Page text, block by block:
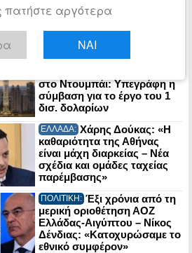
Χέγκσεθ για τις ελλείψεις
τα πλήγματα στο Ιράν
ΕΠΙΧΕΙΡΗΣΕΙΣ: Στην τελική
στο Ντουμπάι: Υπεγράφη η
σύμβαση για το έργο του 1
δισ. δολαρίων
ΕΛΛΑΔΑ: Χάρης Δούκας: «Η
καθαριότητα της Αθήνας
είναι μάχη διαρκείας – Νέα
σχέδια και ομάδες ταχείας
παρέμβασης»
ΠΟΛΙΤΙΚΗ: Έξι χρόνια από τη
μερική οριοθέτηση ΑΟΖ
Ελλάδας-Αιγύπτου – Νίκος
Δένδιας: «Κατοχυρώσαμε το
εθνικό συμφέρον»
πατήστε αργότερα
ΝΑΙ